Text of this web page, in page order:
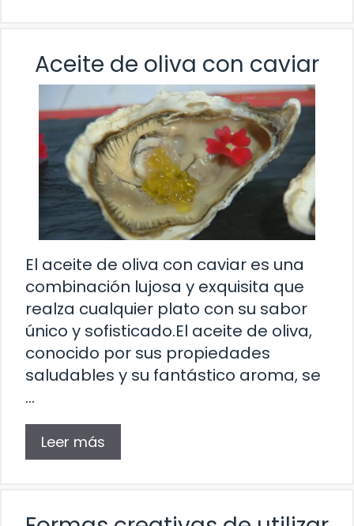
Aceite de oliva con caviar
El aceite de oliva con caviar es una
combinación lujosa y exquisita que
realza cualquier plato con su sabor
único y sofisticado.El aceite de oliva,
conocido por sus propiedades
saludables y su fantástico aroma, se
…
Leer más